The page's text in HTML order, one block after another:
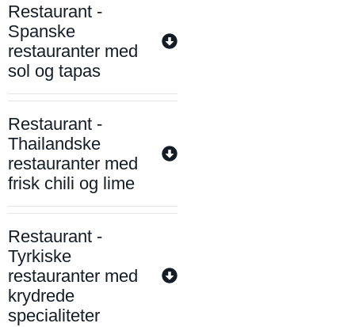
Restaurant -
Spanske
restauranter med
sol og tapas
Restaurant -
Thailandske
restauranter med
frisk chili og lime
Restaurant -
Tyrkiske
restauranter med
krydrede
specialiteter